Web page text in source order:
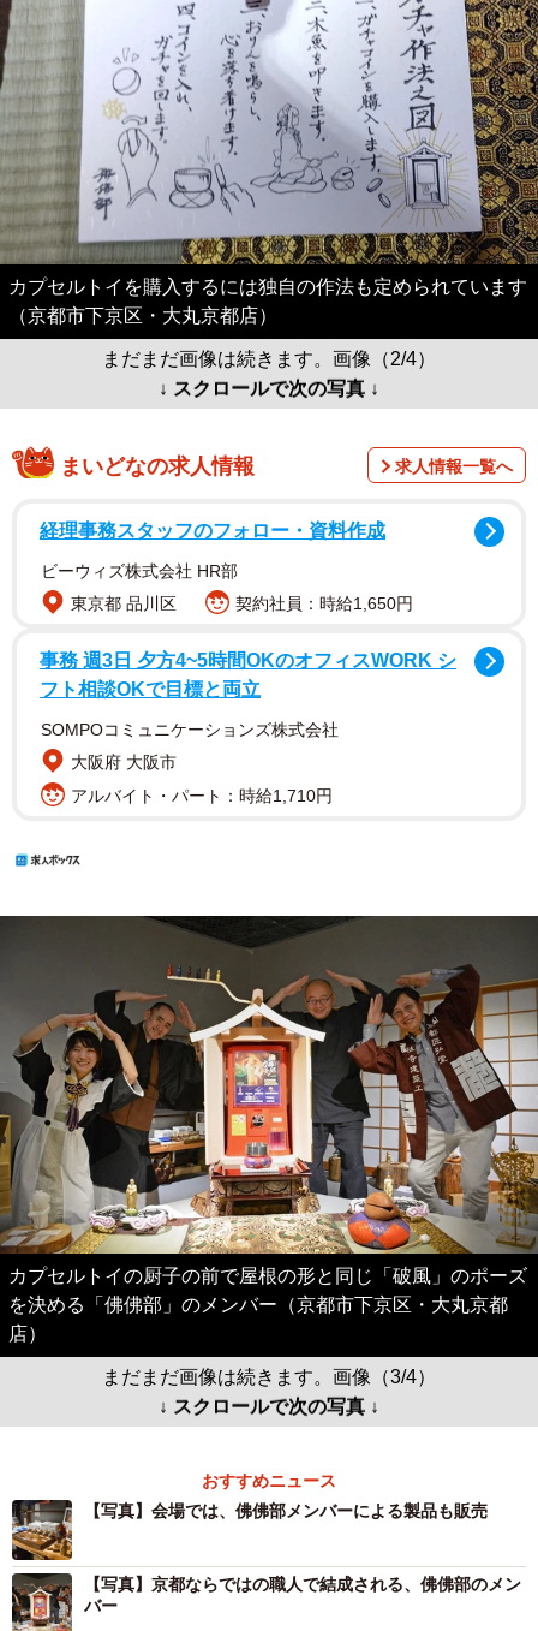
カプセルトイを購入するには独自の作法も定められています
（京都市下京区・大丸京都店）
まだまだ画像は続きます。画像（2/4）
↓ スクロールで次の写真 ↓
まいどなの求人情報 求人情報一覧へ
経理事務スタッフのフォロー・資料作成
ビーウィズ株式会社 HR部
東京都 品川区
契約社員：時給1,650円
事務 週3日 夕方4~5時間OKのオフィスWORK シ
フト相談OKで目標と両立
SOMPOコミュニケーションズ株式会社
大阪府 大阪市
アルバイト・パート：時給1,710円
カプセルトイの厨子の前で屋根の形と同じ「破風」のポーズ
を決める「佛佛部」のメンバー（京都市下京区・大丸京都
店）
まだまだ画像は続きます。画像（3/4）
↓ スクロールで次の写真 ↓
おすすめニュース
【写真】会場では、佛佛部メンバーによる製品も販売
【写真】京都ならではの職人で結成される、佛佛部のメン
バー